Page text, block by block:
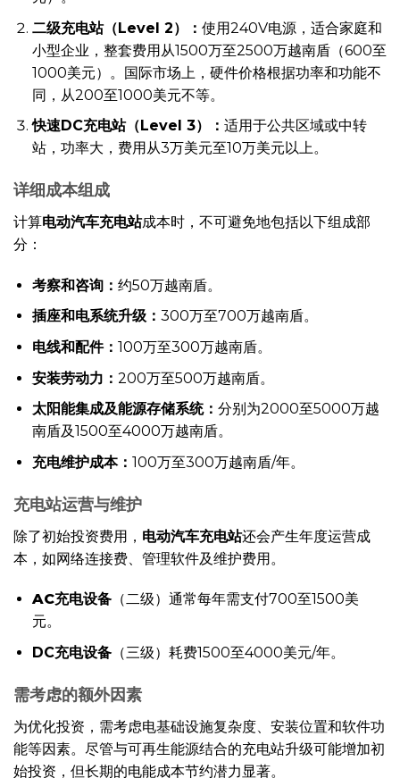
二级充电站（Level 2）： 使用240V电源，适合家庭和
小型企业，整套费用从1500万至2500万越南盾（600至
1000美元）。国际市场上，硬件价格根据功率和功能不
同，从200至1000美元不等。
快速DC充电站（Level 3）： 适用于公共区域或中转
站，功率大，费用从3万美元至10万美元以上。
详细成本组成
计算电动汽车充电站成本时，不可避免地包括以下组成部
分：
考察和咨询： 约50万越南盾。
插座和电系统升级： 300万至700万越南盾。
电线和配件： 100万至300万越南盾。
安装劳动力： 200万至500万越南盾。
太阳能集成及能源存储系统： 分别为2000至5000万越
南盾及1500至4000万越南盾。
充电维护成本： 100万至300万越南盾/年。
充电站运营与维护
除了初始投资费用， 电动汽车充电站还会产生年度运营成
本，如网络连接费、管理软件及维护费用。
AC充电设备（二级）通常每年需支付700至1500美
元。
DC充电设备（三级）耗费1500至4000美元/年。
需考虑的额外因素
为优化投资，需考虑电基础设施复杂度、安装位置和软件功
能等因素。尽管与可再生能源结合的充电站升级可能增加初
始投资，但长期的电能成本节约潜力显著。